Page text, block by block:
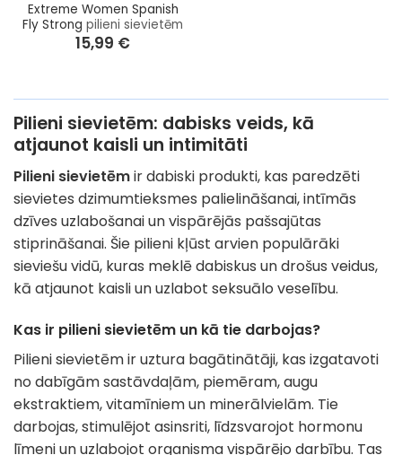
Extreme Women Spanish
Fly Strong pilieni sievietēm
15,99 €
Pilieni sievietēm: dabisks veids, kā
atjaunot kaisli un intimitāti
Pilieni sievietēmir dabiski produkti, kas paredzēti
sievietes dzimumtieksmes palielināšanai, intīmās
dzīves uzlabošanai un vispārējās pašsajūtas
stiprināšanai. Šie pilieni kļūst arvien populārāki
sieviešu vidū, kuras meklē dabiskus un drošus veidus,
kā atjaunot kaisli un uzlabot seksuālo veselību.
Kas ir pilieni sievietēm un kā tie darbojas?
Pilieni sievietēm ir uztura bagātinātāji, kas izgatavoti
no dabīgām sastāvdaļām, piemēram, augu
ekstraktiem, vitamīniem un minerālvielām. Tie
darbojas, stimulējot asinsriti, līdzsvarojot hormonu
līmeni un uzlabojot organisma vispārējo darbību. Tas